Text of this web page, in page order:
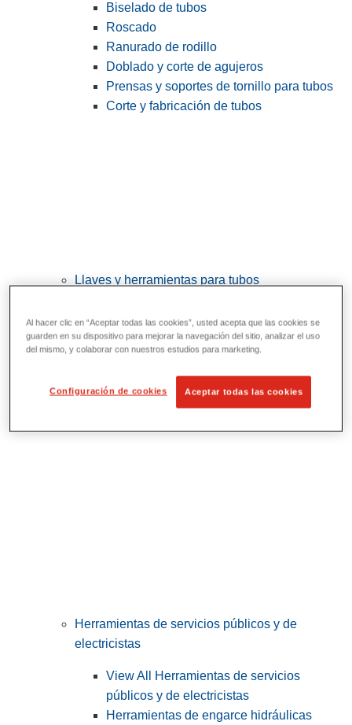
Biselado de tubos
Roscado
Ranurado de rodillo
Doblado y corte de agujeros
Prensas y soportes de tornillo para tubos
Corte y fabricación de tubos
Llaves y herramientas para tubos
Llaves
Curvado y conformado
Corte y preparación de tubos
Herramientas de servicios públicos y de
electricistas
View All Herramientas de servicios
públicos y de electricistas
Herramientas de engarce hidráulicas
Al hacer clic en “Aceptar todas las cookies”, usted acepta que las cookies se
guarden en su dispositivo para mejorar la navegación del sitio, analizar el uso
del mismo, y colaborar con nuestros estudios para marketing.
Configuración de cookies Aceptar todas las cookies